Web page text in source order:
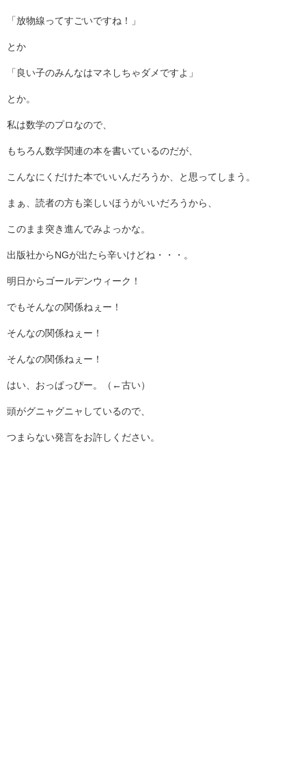
「放物線ってすごいですね！」
とか
「良い子のみんなはマネしちゃダメですよ」
とか。
私は数学のプロなので、
もちろん数学関連の本を書いているのだが、
こんなにくだけた本でいいんだろうか、と思ってしまう。
まぁ、読者の方も楽しいほうがいいだろうから、
このまま突き進んでみよっかな。
出版社からNGが出たら辛いけどね・・・。
明日からゴールデンウィーク！
でもそんなの関係ねぇー！
そんなの関係ねぇー！
そんなの関係ねぇー！
はい、おっぱっぴー。（←古い）
頭がグニャグニャしているので、
つまらない発言をお許しください。